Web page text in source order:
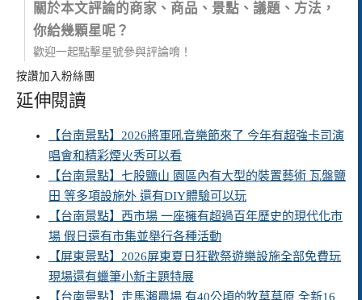
關於本文評論的商家、商品、景點、議題、方法，
你給幾顆星呢？
歡迎一起點擊星號參與評論唷！
按讚加入粉絲團
延伸閱讀
【台南景點】2026將軍吼音樂節來了 今年有超強卡司演
唱會和精彩煙火秀可以看
【台南景點】七股鹽山 園區內有大型的裝置藝術 瓦盤鹽
田 等多項設施外 還有DIY體驗可以玩
【台南景點】西市場 一座擁有超過百年歷史的現代化市
場 假日還有市集並舉行各種活動
【屏東景點】2026屏東夏日狂歡祭遊樂設施全部免費玩
現場還有蠟筆小新主題特展
【台南景點】走馬瀨農場 有40公頃的牧草草原 全新16